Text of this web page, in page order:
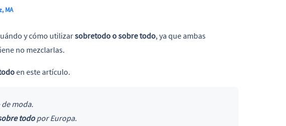
MA
y cómo utilizarsobretodo o sobre todo, ya que ambas
no mezclarlas.
en este artículo.
moda.
todopor Europa.